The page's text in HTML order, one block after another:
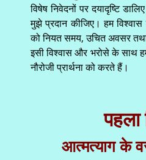
विषेष निवेदनों पर दयादृष्टि
मुझे प्रदान कीजिए। हम
को नियत समय, उचित अवसर
इसी विश्वास और भरोसे के
नौरोजी प्रार्थना को करते हैं।
पहला
आत्मत्याग के